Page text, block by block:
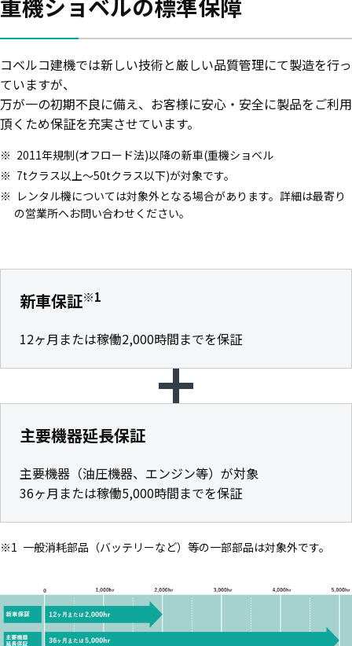
重機ショベルの標準保障
コベルコ建機では新しい技術と厳しい品質管理にて製造を行っ
ていますが、
万が一の初期不良に備え、お客様に安心・安全に製品をご利用
頂くため保証を充実させています。
2011年規制(オフロード法)以降の新車(重機ショベル
7tクラス以上～50tクラス以下)が対象です。
レンタル機については対象外となる場合があります。詳細は最寄り
の営業所へお問い合わせください。
新車保証※1
12ヶ月または稼働2,000時間までを保証
主要機器延長保証
主要機器（油圧機器、エンジン等）が対象
36ヶ月または稼働5,000時間までを保証
一般消耗部品（バッテリーなど）等の一部部品は対象外です。